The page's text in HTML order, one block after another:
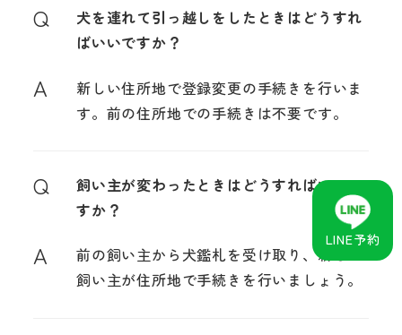
Q
犬を連れて引っ越しをしたときはどうすれ
ばいいですか？
A
新しい住所地で登録変更の手続きを行いま
す。前の住所地での手続きは不要です。
Q
飼い主が変わったときはどうすればいいで
すか？
A
前の飼い主から犬鑑札を受け取り、新しい
飼い主が住所地で手続きを行いましょう。
LINE予約